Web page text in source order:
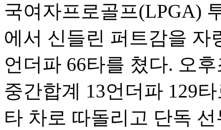
국여자프로골프(LPGA)
에서 신들린 퍼트감을 자
언더파 66타를 쳤다. 오
중간합계 13언더파 129
타 차로 따돌리고 단독